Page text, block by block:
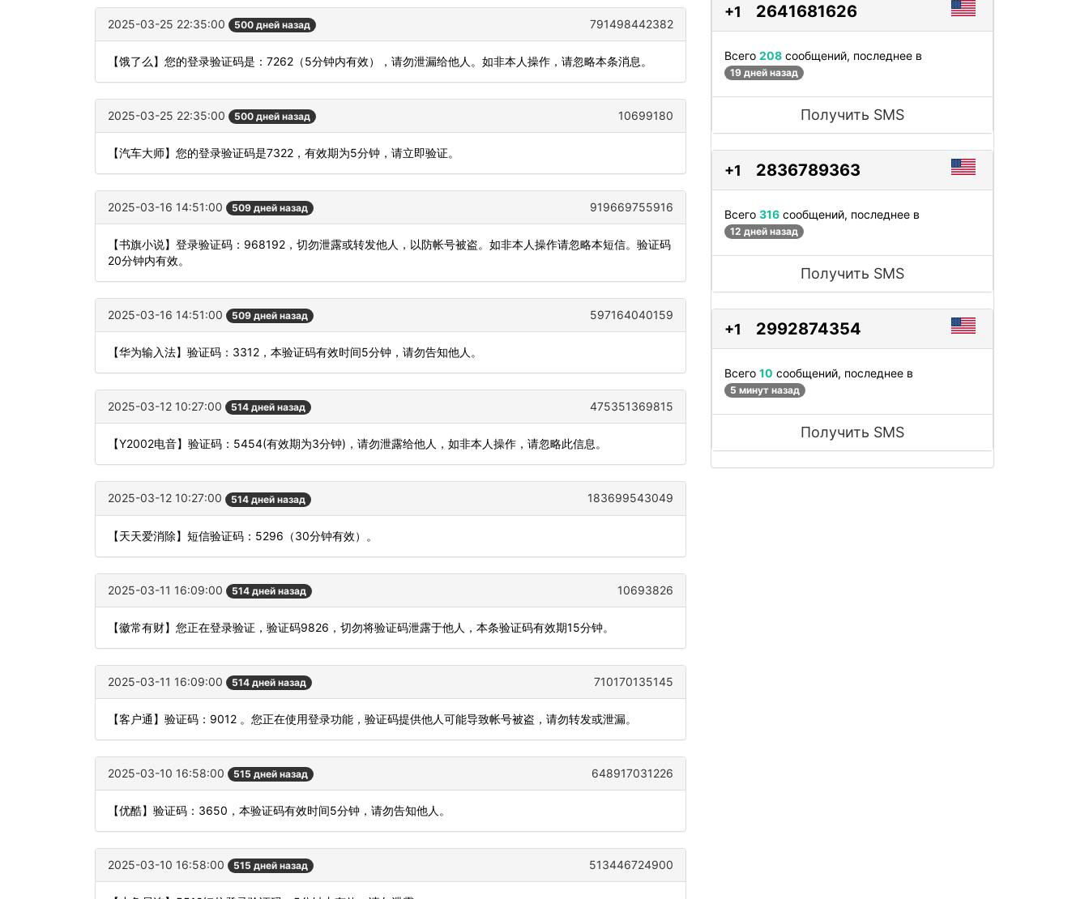
2025-03-25 22:35:00 500 дней назад 791498442382
【饿了么】您的登录验证码是：7262（5分钟内有效），请勿泄漏给他人。如非本人操作，请忽略本条消息。
2025-03-25 22:35:00 500 дней назад 10699180
【汽车大师】您的登录验证码是7322，有效期为5分钟，请立即验证。
2025-03-16 14:51:00 509 дней назад 919669755916
【书旗小说】登录验证码：968192，切勿泄露或转发他人，以防帐号被盗。如非本人操作请忽略本短信。验证码
20分钟内有效。
2025-03-16 14:51:00 509 дней назад 597164040159
【华为输入法】验证码：3312，本验证码有效时间5分钟，请勿告知他人。
2025-03-12 10:27:00 514 дней назад 475351369815
【Y2002电音】验证码：5454(有效期为3分钟)，请勿泄露给他人，如非本人操作，请忽略此信息。
2025-03-12 10:27:00 514 дней назад 183699543049
【天天爱消除】短信验证码：5296（30分钟有效）。
2025-03-11 16:09:00 514 дней назад 10693826
【徽常有财】您正在登录验证，验证码9826，切勿将验证码泄露于他人，本条验证码有效期15分钟。
2025-03-11 16:09:00 514 дней назад 710170135145
【客户通】验证码：9012 。您正在使用登录功能，验证码提供他人可能导致帐号被盗，请勿转发或泄漏。
2025-03-10 16:58:00 515 дней назад 648917031226
【优酷】验证码：3650，本验证码有效时间5分钟，请勿告知他人。
2025-03-10 16:58:00 515 дней назад 513446724900
+1 2641681626
Всего 208 сообщений, последнее в
19 дней назад
Получить SMS
+1 2836789363
Всего 316 сообщений, последнее в
12 дней назад
Получить SMS
+1 2992874354
Всего 10 сообщений, последнее в
5 минут назад
Получить SMS